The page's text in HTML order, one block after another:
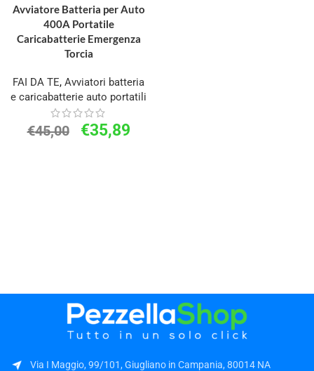
Avviatore Batteria per Auto
400A Portatile
Caricabatterie Emergenza
Torcia
FAI DA TE, Avviatori batteria
e caricabatterie auto portatili
€45,00 €35,89
Via I Maggio, 99/101, Giugliano in Campania, 80014 NA